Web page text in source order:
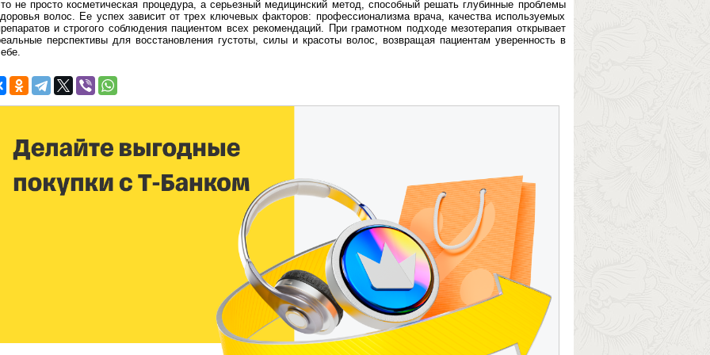
не просто косметическая процедура, а серьезный медицинский метод, способный решать глубинные проблемы
волос. Ее успех зависит от трех ключевых факторов: профессионализма врача, качества используемых
и строгого соблюдения пациентом всех рекомендаций. При грамотном подходе мезотерапия открывает
перспективы для восстановления густоты, силы и красоты волос, возвращая пациентам уверенность в